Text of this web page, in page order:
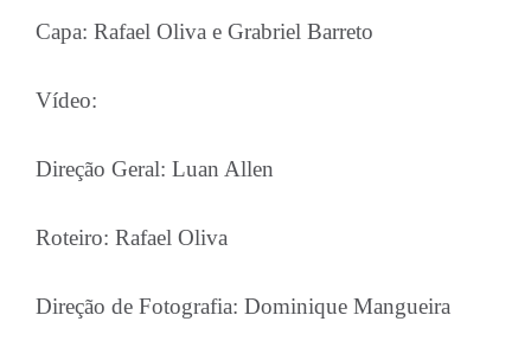
Capa: Rafael Oliva e Grabriel Barreto
Vídeo:
Direção Geral: Luan Allen
Roteiro: Rafael Oliva
Direção de Fotografia: Dominique Mangueira